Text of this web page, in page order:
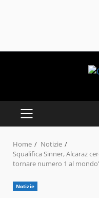
PRIMARY
MENU
Home
Notizie
Squalifica Sinner, Alcaraz
tornare numero 1 al
Notizie